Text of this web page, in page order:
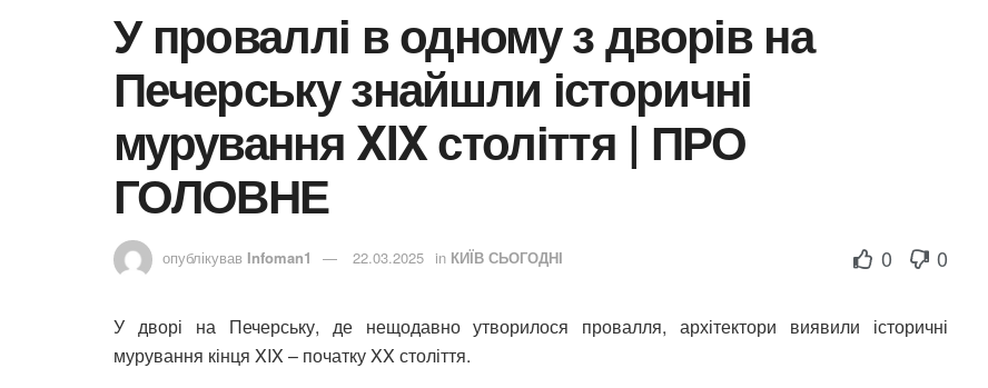
У проваллі в одному з дворів на
Печерську знайшли історичні
мурування XIX століття | ПРО
ГОЛОВНЕ
опублікував Infoman1 22.03.2025 in КИЇВ СЬОГОДНІ 0 0
У дворі на Печерську, де нещодавно утворилося провалля, архітектори виявили історичні
мурування кінця XIX – початку XX століття.